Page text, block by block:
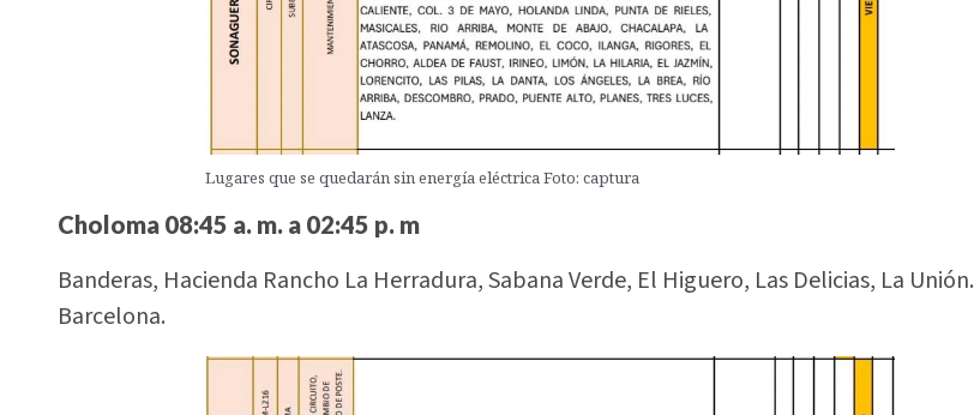
Lugares que se quedarán sin energía eléctrica Foto: captura
Choloma 08:45 a. m. a 02:45 p. m
Banderas, Hacienda Rancho La Herradura, Sabana Verde, El Higuero, Las Delicias, La Unión.
Barcelona.